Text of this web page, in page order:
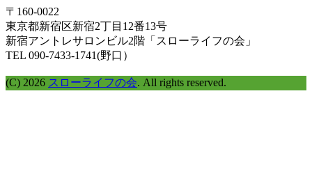
で
探
す
〒160-0022
東京都新宿区新宿2丁目12番13号
新宿アントレサロンビル2階「スローライフの会」
TEL 090-7433-1741(野口）
(C) 2026 スローライフの会. All rights reserved.